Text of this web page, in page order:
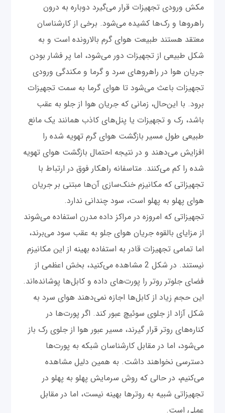
مکش ورودی تجهیزات قرار می‌گیرد دوباره به درون
راهروها و رک‌ها کشیده می‌شود. برخی از کارشناسان
معتقد هستند طبیعت هوای گرم بالارونده است و به
شکل طبیعی از تجهیزات دور می‌شود، اما پر فشار بودن
جریان هوا در راهروهای سرد و گرما و مکندگی ورودی
تجهیزات باعث می‌شود تا هوای گرما به سمت تجهیزات
برود. با این‌حال، زمانی که جریان هوا از جلو به عقب
باشد، رک و تجهیزات یا پنل‌های کاذب همانند یک مانع
طبیعی طول مسیر بازگشت هوای گرم تهویه شده را
افزایش می‌دهند و در نتیجه احتمال بازگشت هوای تهویه
شده را کم می‌کنند. متاسفانه راهکار فوق در ارتباط با
تجهیزاتی که مکانیزم خنک‌سازی آن‌ها مبتنی بر جریان
هوای پهلو به پهلو است، سود چندانی ندارد.
تجهیزاتی که امروزه در مراکز داده مدرن استفاده می‌شوند
از مزایای بالقوه جریان هوای جلو به عقب سود می‌برند،
اما تمامی تجهیزات قادر به استفاده بهینه از این مکانیزم
نیستند. در شکل 2 مشاهده می‌کنید، بخش اعظمی از
فضای جلوتر روتر را پورت‌های داده و کابل‌ها پوشانده‌اند.
این حجم زیاد از کابل‌ها اجازه نمی‌دهند هوای سرد به
شکل آزاد از جلوی سوئیچ عبور کند. اگر پورت‌ها در
کناره‌های روتر قرار گیرند، مسیر عبور هوا از جلوی رک باز
می‌شود، اما در مقابل کارشناسان شبکه به پورت‌ها
دسترسی نخواهند داشت. به همین دلیل مشاهده
می‌کنیم، در حالی که روش سرمایش پهلو به پهلو در
تجهیزاتی شبیه به روترها بهینه نیست، اما در مقابل
عملی است.